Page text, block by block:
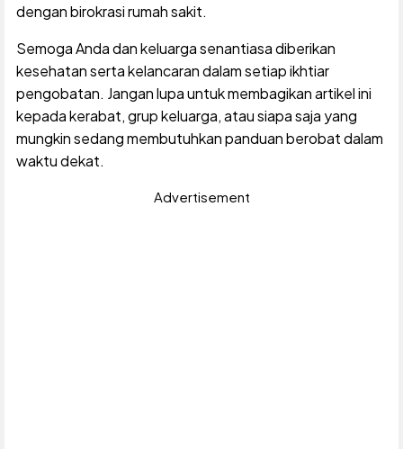
dengan birokrasi rumah sakit.
Semoga Anda dan keluarga senantiasa diberikan
kesehatan serta kelancaran dalam setiap ikhtiar
pengobatan. Jangan lupa untuk membagikan artikel ini
kepada kerabat, grup keluarga, atau siapa saja yang
mungkin sedang membutuhkan panduan berobat dalam
waktu dekat.
Advertisement